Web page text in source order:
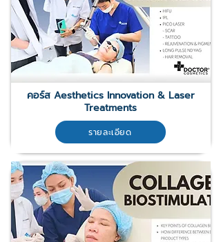
คอร์ส Aesthetics Innovation & Laser
Treatments
รายละเอียด